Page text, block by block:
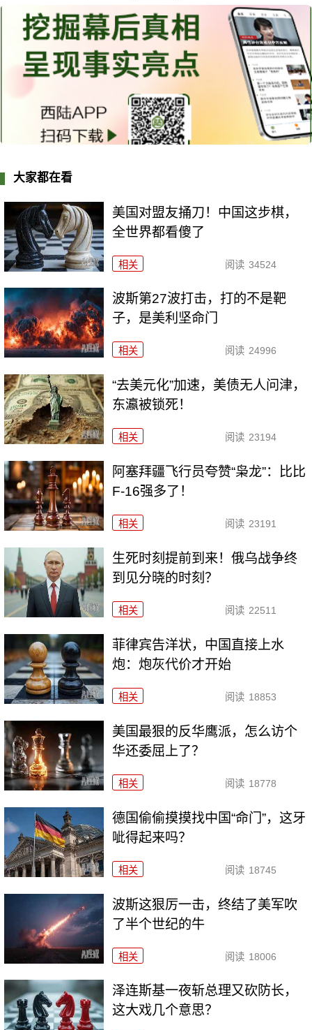
大家都在看
美国对盟友捅刀！中国这步棋，
全世界都看傻了
相关 阅读 34524
波斯第27波打击，打的不是靶
子，是美利坚命门
相关 阅读 24996
“去美元化”加速，美债无人问津，
东瀛被锁死！
相关 阅读 23194
阿塞拜疆飞行员夸赞“枭龙”：比比
F-16强多了！
相关 阅读 23191
生死时刻提前到来！俄乌战争终
到见分晓的时刻？
相关 阅读 22511
菲律宾告洋状，中国直接上水
炮：炮灰代价才开始
相关 阅读 18853
美国最狠的反华鹰派，怎么访个
华还委屈上了？
相关 阅读 18778
德国偷偷摸摸找中国“命门”，这牙
呲得起来吗？
相关 阅读 18745
波斯这狠厉一击，终结了美军吹
了半个世纪的牛
相关 阅读 18006
泽连斯基一夜斩总理又砍防长，
这大戏几个意思？